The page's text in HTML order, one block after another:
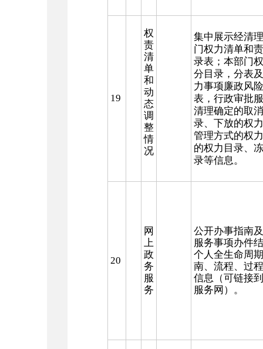
19
权
责
清
单
和
动
态
调
整
情
况
集中展示经清
门权力清单和
录表；本部门
分目录，分表
力事项廉政风
表，行政审批
清理确定的取
录、下放的权
管理方式的权
的权力目录、
录等信息。
20
网
上
政
务
服
务
公开办事指南
服务事项办件
个人全生命周
南、流程、过
信息（可链接
服务网）。